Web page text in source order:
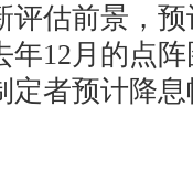
估前景，
年12月的点
定者预计降